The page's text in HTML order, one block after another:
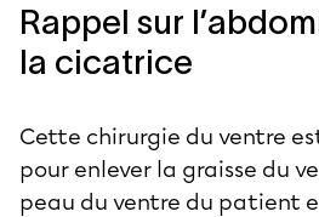
Rappel sur
la cicatrice
Cette chirurgie du ventre
pour enlever la graisse du
peau du ventre du patient